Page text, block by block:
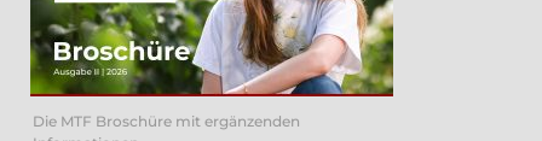
Die MTF Broschüre mit ergänzenden